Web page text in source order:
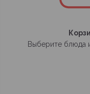
Выберите блюда